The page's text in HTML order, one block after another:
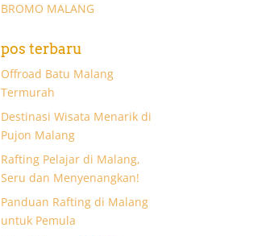
BROMO MALANG
pos terbaru
Offroad Batu Malang
Termurah
Destinasi Wisata Menarik di
Pujon Malang
Rafting Pelajar di Malang,
Seru dan Menyenangkan!
Panduan Rafting di Malang
untuk Pemula